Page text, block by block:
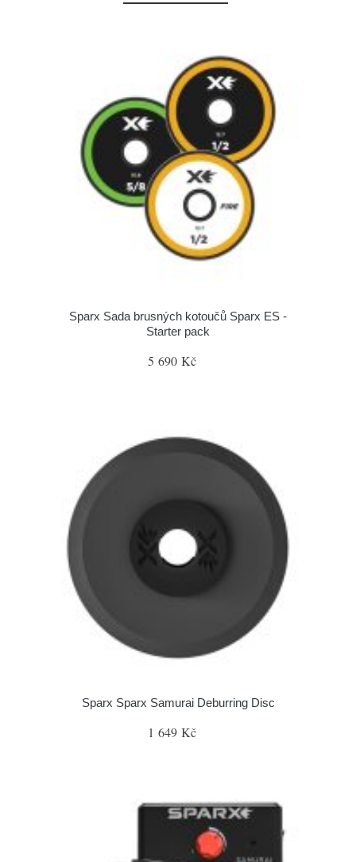
Sparx Sada brusných kotoučů Sparx ES -
Starter pack
5 690 Kč
Sparx Sparx Samurai Deburring Disc
1 649 Kč